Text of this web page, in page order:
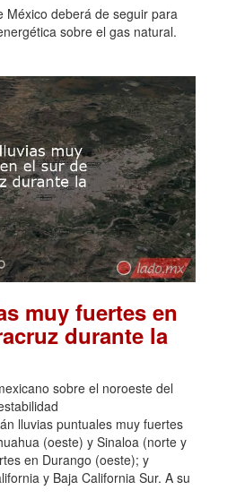
México deberá de seguir para
sobre el gas natural.
muy fuertes en
durante la
sobre el noroeste del
lluvias puntuales muy fuertes
(oeste) y Sinaloa (norte y
en Durango (oeste); y
y Baja California Sur. A su